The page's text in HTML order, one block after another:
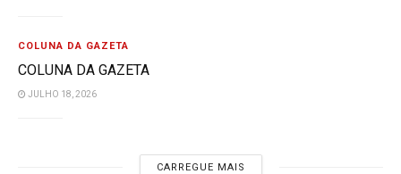
COLUNA DA GAZETA
COLUNA DA GAZETA
JULHO 18, 2026
CARREGUE MAIS